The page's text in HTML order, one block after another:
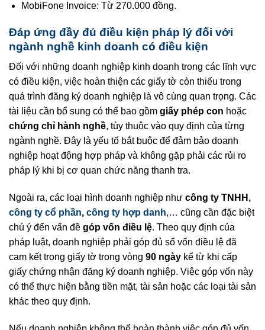
MobiFone Invoice: Từ 270.000 đồng.
Đáp ứng đầy đủ điều kiện pháp lý đối với
ngành nghề kinh doanh có điều kiện
Đối với những doanh nghiệp kinh doanh trong các lĩnh vực
có điều kiện, việc hoàn thiện các giấy tờ còn thiếu trong
quá trình đăng ký doanh nghiệp là vô cùng quan trọng. Các
tài liệu cần bổ sung có thể bao gồm giấy phép con hoặc
chứng chỉ hành nghề, tùy thuộc vào quy định của từng
ngành nghề. Đây là yếu tố bắt buộc để đảm bảo doanh
nghiệp hoạt động hợp pháp và không gặp phải các rủi ro
pháp lý khi bị cơ quan chức năng thanh tra.
Ngoài ra, các loại hình doanh nghiệp như công ty TNHH,
công ty cổ phần, công ty hợp danh,… cũng cần đặc biệt
chú ý đến vấn đề góp vốn điều lệ. Theo quy định của
pháp luật, doanh nghiệp phải góp đủ số vốn điều lệ đã
cam kết trong giấy tờ trong vòng 90 ngày kể từ khi cấp
giấy chứng nhận đăng ký doanh nghiệp. Việc góp vốn này
có thể thực hiện bằng tiền mặt, tài sản hoặc các loại tài sản
khác theo quy định.